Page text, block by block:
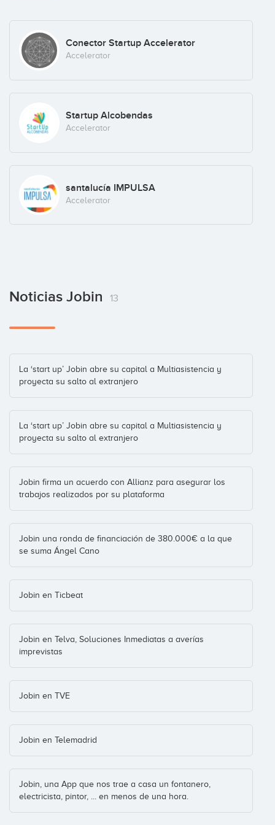
Business Angel
Business Angel
Conector Startup Accelerator
Accelerator
Startup Alcobendas
Accelerator
santalucía IMPULSA
Accelerator
Noticias Jobin 13
La ‘start up’ Jobin abre su capital a Multiasistencia y
proyecta su salto al extranjero
La ‘start up’ Jobin abre su capital a Multiasistencia y
proyecta su salto al extranjero
Jobin firma un acuerdo con Allianz para asegurar los
trabajos realizados por su plataforma
Jobin una ronda de financiación de 380.000€ a la que
se suma Ángel Cano
Jobin en Ticbeat
Jobin en Telva, Soluciones Inmediatas a averías
imprevistas
Jobin en TVE
Jobin en Telemadrid
Jobin, una App que nos trae a casa un fontanero,
electricista, pintor, ... en menos de una hora.